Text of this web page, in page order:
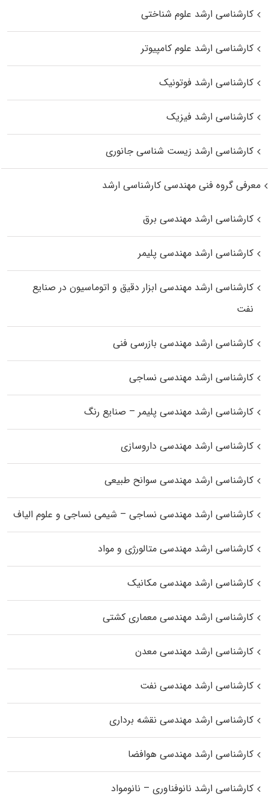
کارشناسی ارشد علوم شناختی
کارشناسی ارشد علوم کامپیوتر
کارشناسی ارشد فوتونیک
کارشناسی ارشد فیزیک
کارشناسی ارشد زیست‌ شناسی جانوری
معرفی گروه فنی مهندسی کارشناسی ارشد
کارشناسی ارشد مهندسی برق
کارشناسی ارشد مهندسی پلیمر
کارشناسی ارشد مهندسی ابزار دقیق و اتوماسیون در صنایع
نفت
کارشناسی ارشد مهندسی بازرسی فنی
کارشناسی ارشد مهندسی نساجی
کارشناسی ارشد مهندسی پلیمر – صنایع رنگ
کارشناسی ارشد مهندسی داروسازی
کارشناسی ارشد مهندسی سوانح طبیعی
کارشناسی ارشد مهندسی نساجی – شیمی نساجی و علوم الیاف
کارشناسی ارشد مهندسی متالورژی و مواد
کارشناسی ارشد مهندسی مکانیک
کارشناسی ارشد مهندسی معماری کشتی
کارشناسی ارشد مهندسی معدن
کارشناسی ارشد مهندسی نفت
کارشناسی ارشد مهندسی نقشه برداری
کارشناسی ارشد مهندسی هوافضا
کارشناسی ارشد نانوفناوری – نانومواد